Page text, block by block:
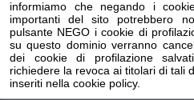
informiamo che negando i
importanti del sito potrebbero
pulsante NEGO i cookie di
su questo dominio verranno
dei cookie di profilazione
richiedere la revoca ai titolari di tali
inseriti nella cookie policy.
MERCATINO ARTIGIANALE E
A SEGUIRE
BRUSCHETTA CON OLIO
SPIEDINI